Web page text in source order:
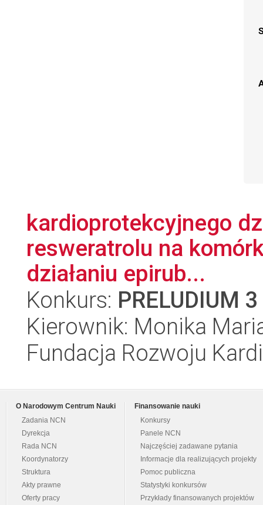
kardioprotekcyjnego
resweratrolu na
działaniu epirub...
Konkurs: PRELUDIUM 3
Kierownik: Monika
Fundacja Rozwoju
O Narodowym Centrum Nauki
Zadania NCN
Dyrekcja
Rada NCN
Koordynatorzy
Struktura
Akty prawne
Oferty pracy
Finansowanie nauki
Konkursy
Panele NCN
Najczęściej zadawane pytania
Informacje dla realizujących projekty
Pomoc publiczna
Statystyki konkursów
Przykłady finansowanych projektów